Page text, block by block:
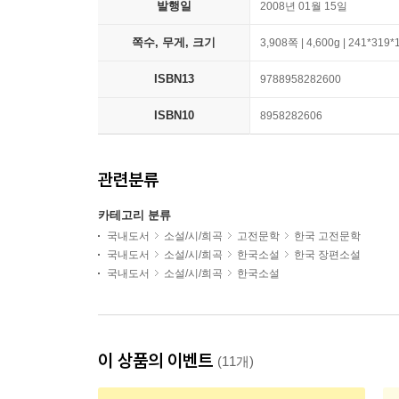
발행일 2008년 01월 15일
쪽수, 무게, 크기 3,908쪽 | 4,600g |
ISBN13 9788958282600
ISBN10 8958282606
관련분류
카테고리 분류
국내도서 소설/시/희곡 고전문학
한국 고전문학
국내도서
소설/시/희곡 한국소설
한국 장편소설
국내도서
소설/시/희곡 한국소설
이 상품의 이벤트 (11개)